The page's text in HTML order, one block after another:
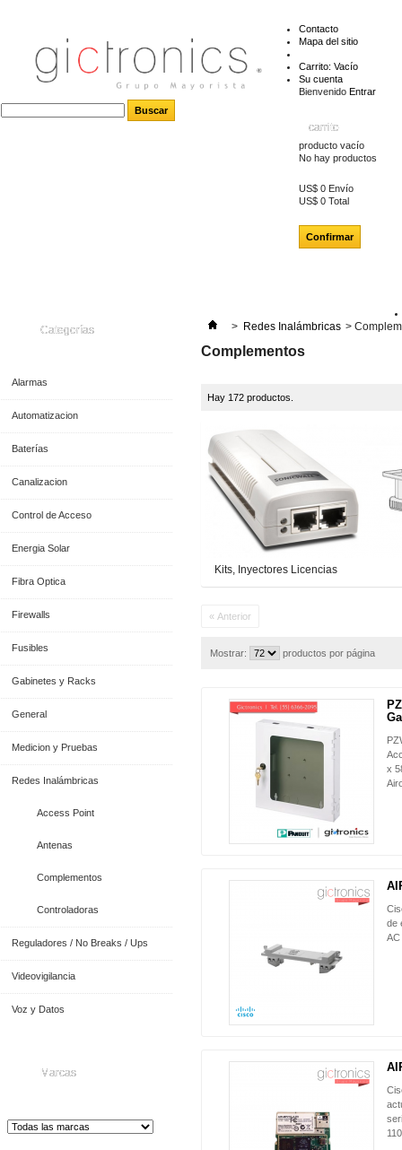
Contacto
Mapa del sitio
Carrito: Vacío
Su cuenta
Bienvenido Entrar
carrito
producto vacío
No hay productos
US$ 0 Envío
US$ 0 Total
Confirmar
Categorías
Alarmas
Automatizacion
Baterías
Canalizacion
Control de Acceso
Energia Solar
Fibra Optica
Firewalls
Fusibles
Gabinetes y Racks
General
Medicion y Pruebas
Redes Inalámbricas
Access Point
Antenas
Complementos
Controladoras
Reguladores / No Breaks / Ups
Videovigilancia
Voz y Datos
Marcas
> Redes Inalámbricas >
Complementos
Hay 172 productos.
Kits, Inyectores Licencias
« Anterior
Mostrar: productos por página
x
de
AC